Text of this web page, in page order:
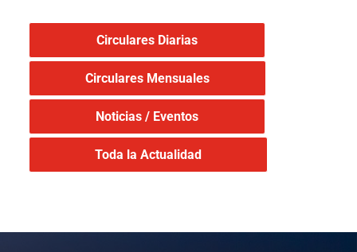
Circulares Diarias
Circulares Mensuales
Noticias / Eventos
Toda la Actualidad